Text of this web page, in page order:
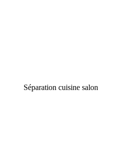
Séparation cuisine salon